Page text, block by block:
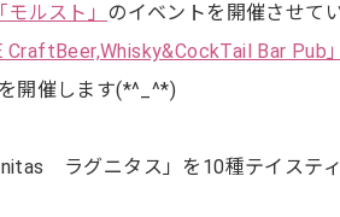
「モルスト」 のイベントを開催させて
CraftBeer,Whisky&CockTail Bar Pub」
開催します(*^_^*)
ラグニタス」を10種テイスティ